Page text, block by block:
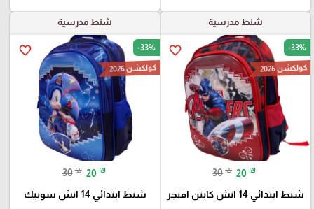
شنط مدرسية
favorite_border -33%
كولكشن 2026
30 ₪ 20 ₪
شنط ابتدائي 14 انش كابتن افنجر
شنط مدرسية
favorite_border -33%
كولكشن 2026
30 ₪ 20 ₪
شنط ابتدائي 14 انش سونيك